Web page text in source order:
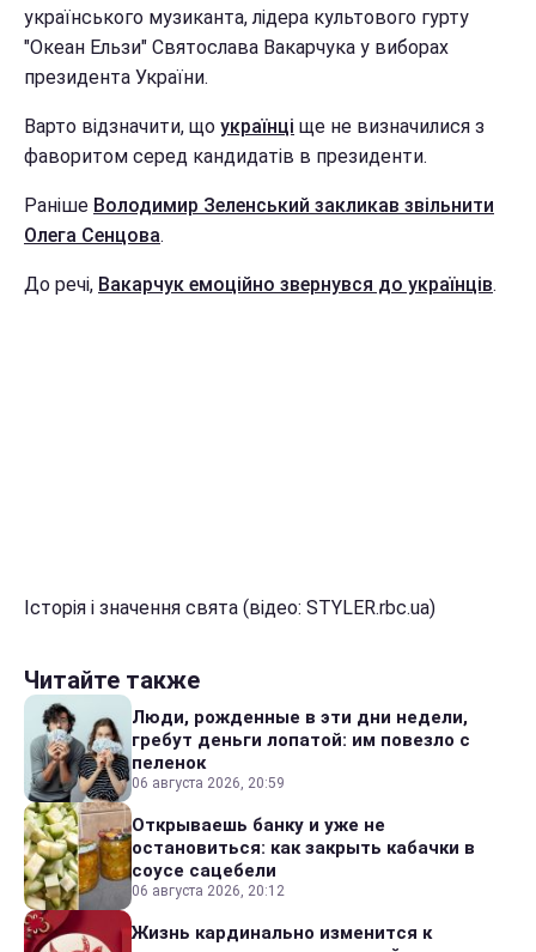
українського музиканта, лідера культового гурту
"Океан Ельзи" Святослава Вакарчука у виборах
президента України.
Варто відзначити, що українці ще не визначилися з
фаворитом серед кандидатів в президенти.
Раніше Володимир Зеленський закликав звільнити
Олега Сенцова.
До речі, Вакарчук емоційно звернувся до українців.
Історія і значення свята (відео: STYLER.rbc.ua)
Читайте также
Люди, рожденные в эти дни недели,
гребут деньги лопатой: им повезло с
пеленок
06 августа 2026, 20:59
Открываешь банку и уже не
остановиться: как закрыть кабачки в
соусе сацебели
06 августа 2026, 20:12
Жизнь кардинально изменится к